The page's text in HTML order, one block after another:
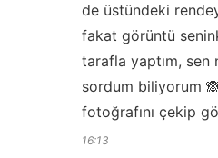
de üstündeki
fakat görüntü
tarafla yaptım, sen
sordum biliyorum
fotoğrafını çekip
16:13